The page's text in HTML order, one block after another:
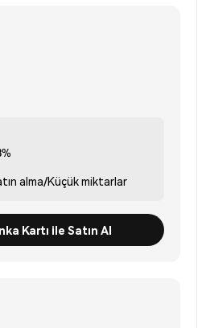
alma/Küçük miktarlar
Kartı ile Satın Al